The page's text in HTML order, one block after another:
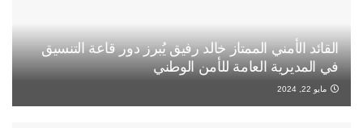
القائد الأمني الممتاز خالد رفيق يُبرز دور قاعة التنسيق
في المديرية العامة للأمن الوطني
مايو 22, 2024